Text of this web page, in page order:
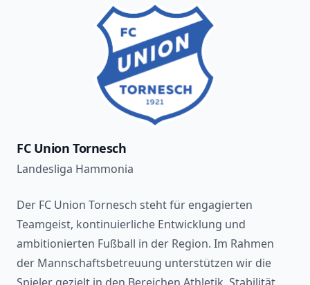
FC Union Tornesch
Landesliga Hammonia
Der FC Union Tornesch steht für engagierten
Teamgeist, kontinuierliche Entwicklung und
ambitionierten Fußball in der Region. Im Rahmen
der Mannschaftsbetreuung unterstützen wir die